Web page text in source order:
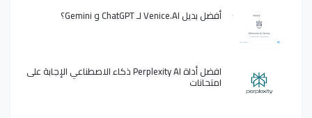
أفضل بديل Venice.AI لـ ChatGPT و Gemini؟
افضل أداة Perplexity AI ذكاء الاصطناعي الإجابة على
امتحانات